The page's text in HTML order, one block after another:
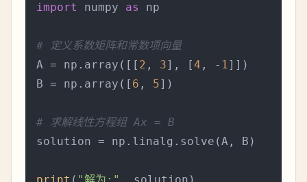
import numpy as np
# 定义系数矩阵和常数项向量
A = np.array([[ 2 , 3], [4 , - 1]])
B = np.array([ 6 , 5])
# 求解线性方程组 Ax = B
solution = np.linalg.solve(A, B)